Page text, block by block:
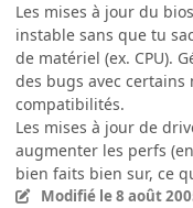
Les mises à jour du
instable sans que tu
de matériel (ex. CPU).
des bugs avec
compatibilités.
Les mises à jour de
augmenter les perfs
bien faits bien sur, ce
Modifié le 8 août